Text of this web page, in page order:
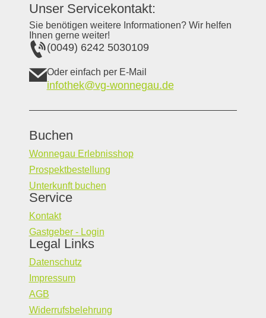
Unser Servicekontakt:
Sie benötigen weitere Informationen? Wir helfen
Ihnen gerne weiter!
(0049) 6242 5030109
Oder einfach per E-Mail
infothek@vg-wonnegau.de
Buchen
Wonnegau Erlebnisshop
Prospektbestellung
Unterkunft buchen
Service
Kontakt
Gastgeber - Login
Legal Links
Datenschutz
Impressum
AGB
Widerrufsbelehrung